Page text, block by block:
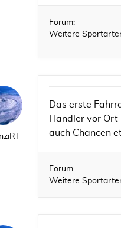
Forum:
Weitere
Das erste
Händler vor
auch Chancen
Forum:
Weitere